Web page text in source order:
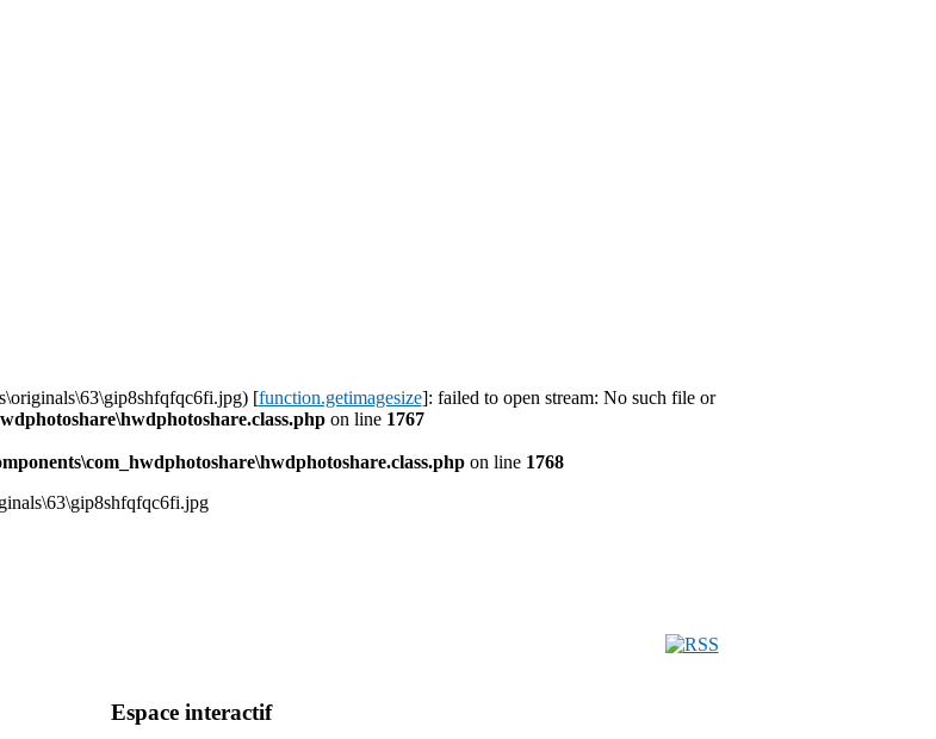
[function.getimagesize]: failed to open stream: No such file or
on line 1767
on line 1768
Espace interactif